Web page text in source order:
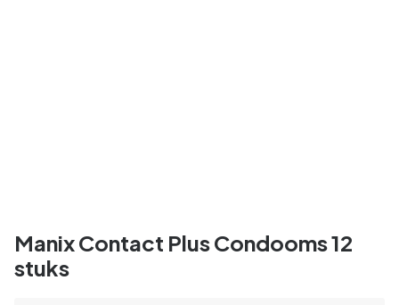
Manix Contact Plus Condooms 12
stuks